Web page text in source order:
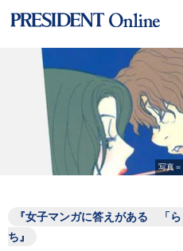
写真
『女子マンガに答えがある 「
ち』